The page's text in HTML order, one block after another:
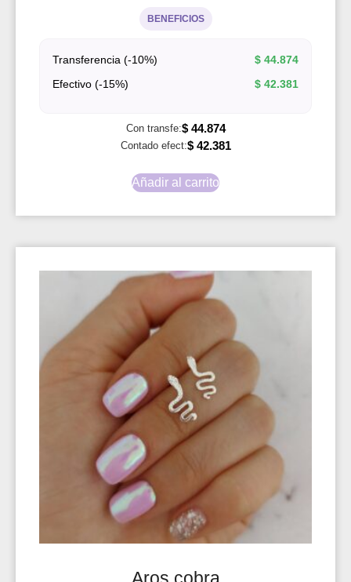
BENEFICIOS
Transferencia (-10%) $ 44.874
Efectivo (-15%)
$ 42.381
Con transfe:$44.874
Contado efect:$42.381
Añadir al carrito